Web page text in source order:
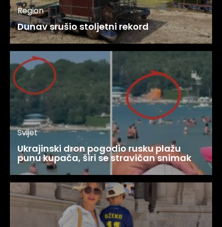
Region
Dunav srušio stoljetni rekord
Svijet
Ukrajinski dron pogodio rusku plažu
punu kupača, širi se stravičan snimak